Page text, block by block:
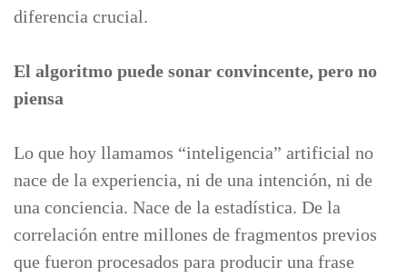
diferencia crucial.
El algoritmo puede sonar convincente, pero no
piensa
Lo que hoy llamamos “inteligencia” artificial no
nace de la experiencia, ni de una intención, ni de
una conciencia. Nace de la estadística. De la
correlación entre millones de fragmentos previos
que fueron procesados para producir una frase